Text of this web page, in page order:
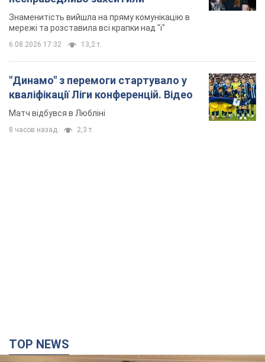
Знаменитість вийшла на пряму комунікацію в
мережі та розставила всі крапки над "і"
6.08.2026 17:32 13,2 т.
"Динамо" з перемоги стартувало у
кваліфікації Ліги конференцій. Відео
Матч відбувся в Любліні
8 часов назад 2,3 т.
TOP NEWS